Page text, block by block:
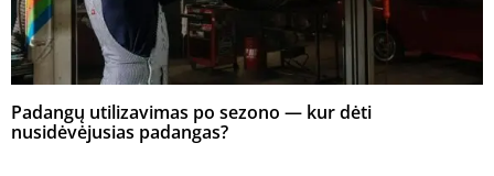
Padangų utilizavimas po sezono — kur dėti
nusidėvėjusias padangas?